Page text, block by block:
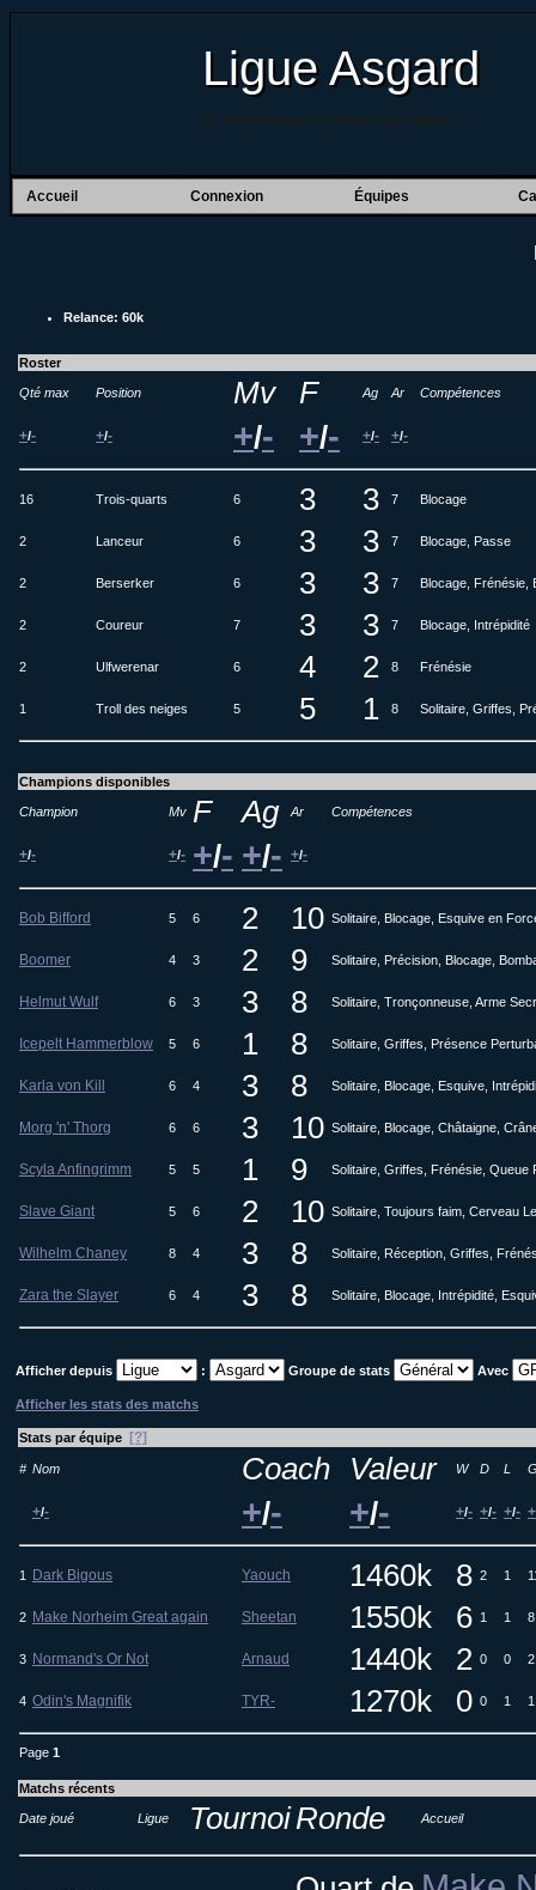
Ligue Asgard
Du BloodBowl pour les Coachs pas frileux !
Accueil Connexion Équipes
Relance: 60k
Roster
Qté max Position Mv F Ag Ar Compétences
+/- +/- +/- +/- +/- +/-
16 Trois-quarts 6 3 3 7 Blocage
2 Lanceur 6 3 3 7 Blocage, Passe
2 Berserker 6 3 3 7 Blocage, Frénésie,
2 Coureur 7 3 3 7 Blocage, Intrépidité
2 Ulfwerenar 6 4 2 8 Frénésie
1 Troll des neiges 5 5 1 8 Solitaire, Griffes,
Champions disponibles
Champion Mv F Ag Ar Compétences
+/- +/- +/- +/- +/-
Bob Bifford 5 6 2 10 Solitaire, Blocage, Esquive en
Boomer 4 3 2 9 Solitaire, Précision, Blocage,
Helmut Wulf 6 3 3 8 Solitaire, Tronçonneuse, Arme
Icepelt Hammerblow 5 6 1 8 Solitaire, Griffes, Présence
Karla von Kill 6 4 3 8 Solitaire, Blocage, Esquive,
Morg 'n' Thorg 6 6 3 10 Solitaire, Blocage, Châtaigne,
Scyla Anfingrimm 5 5 1 9 Solitaire, Griffes, Frénésie, Queue
Slave Giant 5 6 2 10 Solitaire, Toujours faim, Cerveau
Wilhelm Chaney 8 4 3 8 Solitaire, Réception, Griffes,
Zara the Slayer 6 4 3 8 Solitaire, Blocage, Intrépidité,
Afficher depuis : Groupe de stats Avec
Afficher les stats des matchs
Stats par équipe [?]
# Nom Coach Valeur W D L
+/- +/- +/- +/- +/- +/- +
1 Dark Bigous Yaouch 1460k 8 2 1
2 Make Norheim Great again Sheetan 1550k 6 1 1 8
3 Normand's Or Not Arnaud 1440k 2 0 0 2
4 Odin's Magnifik TYR- 1270k 0 0 1 1
Page 1
Matchs récents
Date joué Ligue TournoiRonde Accueil